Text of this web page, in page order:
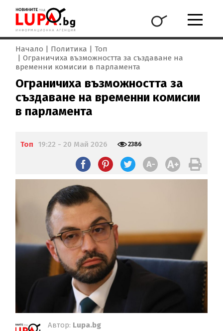
Начало Политика
Топ
Ограничиха възможността за създаване на
временни комисии в парламента
Ограничиха възможността за
създаване на временни комисии
в парламента
Топ 19:22 - 20 Май 2026 2386
Автор: Lupa.bg